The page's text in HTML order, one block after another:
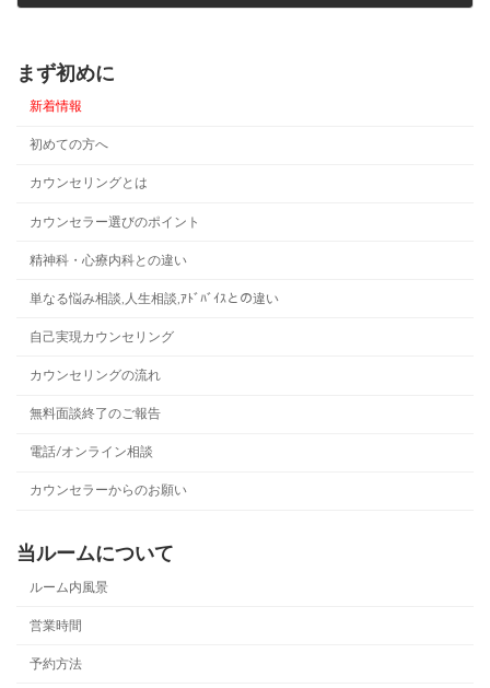
まず初めに
新着情報
初めての方へ
カウンセリングとは
カウンセラー選びのポイント
精神科・心療内科との違い
単なる悩み相談,人生相談,ｱﾄﾞﾊﾞｲｽとの違い
自己実現カウンセリング
カウンセリングの流れ
無料面談終了のご報告
電話/オンライン相談
カウンセラーからのお願い
当ルームについて
ルーム内風景
営業時間
予約方法